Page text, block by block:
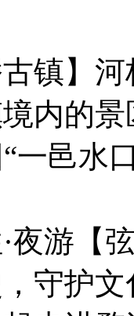
镇】
内的
一邑水
夜游【
守护